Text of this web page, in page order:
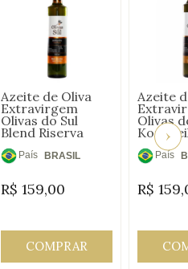
Azeite de Oliva
Extravirgem
Olivas do Sul
Blend Riserva
D'Oro 500ml
País
Origem:
BRASIL
R$ 159,00
COMPRAR
Azeite
Olivas
País
R$